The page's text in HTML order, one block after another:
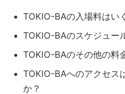
TOKIO-BAの入場料はい
TOKIO-BAのスケジュー
TOKIO-BAのその他の料
TOKIO-BAへのアクセス
か？